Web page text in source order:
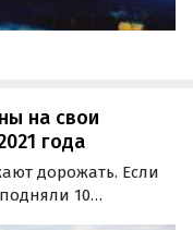
на свои
года
дорожать. Если
10